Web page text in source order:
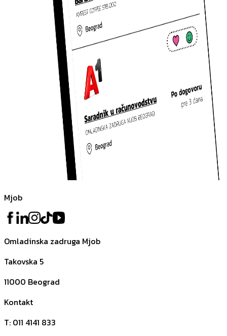
Mjob
Omladinska zadruga Mjob
Takovska 5
11000 Beograd
Kontakt
T: 011 4141 833